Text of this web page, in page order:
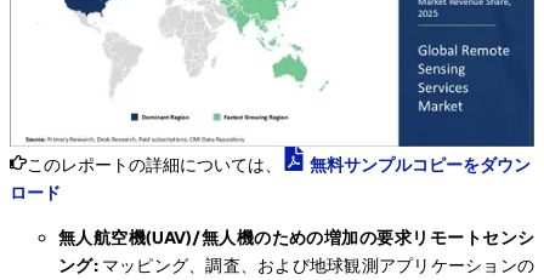
このレポートの詳細については、
無料サンプルコピーをダウン
ロード
無人航空機(UAV)/無人機のための増加の要求リモートセンシ
ング: マッピング、調査、および地球観測アプリケーションの